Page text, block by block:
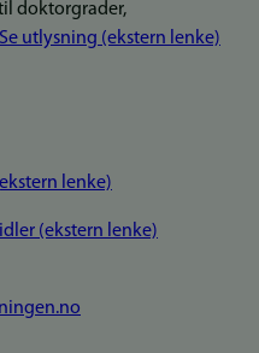
doktorgrader,
Se utlysning (ekstern lenke)
lenke)
(ekstern lenke)